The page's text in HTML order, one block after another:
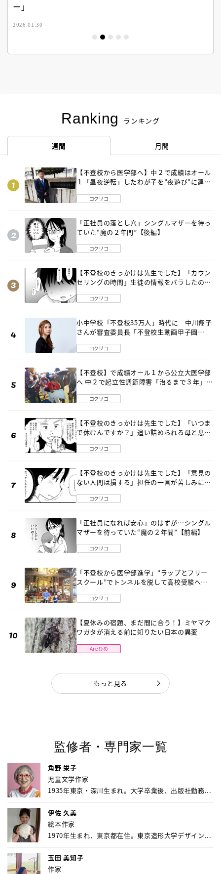
ー」
2026.01.30
Ranking ランキング
週間 月間
【不登校から医学部へ】中２で成績はオール
１「昼夜逆転」したわが子を”夜遊び”に連れ
コクリコ
「正社員の落とし穴」シングルマザーを待っ
ていた“魔の２年間”【後編】
コクリコ
【不登校のきっかけは先生でした】「カウン
セリングの時間」生徒の情報をバラしたの
コクリコ
小中学校「不登校35万人」時代に 中川翔子
さんが審査委員長「不登校生動画甲子園
コクリコ
【不登校】で成績オール１から公立大医学部
へ 中２で起立性調節障害「治るまで３年」の
コクリコ
【不登校のきっかけは先生でした】「いつま
で休むんですか？」追い詰められる母と息子
コクリコ
【不登校のきっかけは先生でした】「意見の
ない人間は損する」担任の一言が苦しみに…
コクリコ
「正社員になれば安心」のはずが…シングル
マザーを待っていた“魔の２年間”【前編】
コクリコ
「不登校から医学部進学」“ラップとフリー
スクール”でトンネルを脱して高校受験へ
コクリコ
【夏休みの宿題、まだ間に合う！】ミヤマク
ワガタが消える前に知りたい日本の異変
Aneひめ
もっと見る
監修者・専門家一覧
角野 栄子
児童文学作家
1935年東京・深川生まれ。大学卒業後、出版社勤務...
伊佐 久美
絵本作家
1970年生まれ、東京都在住。東京造形大学デザイン...
玉田 美知子
作家